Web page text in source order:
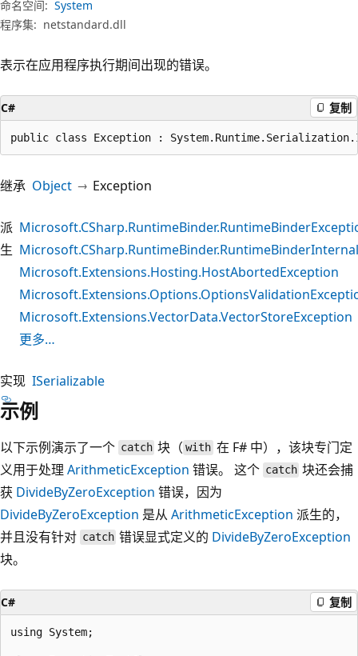
命名空间: System
程序集: netstandard.dll
表示在应用程序执行期间出现的错误。
C# 复制
public class Exception :
继承 Object Exception
派
生
Microsoft.Extensions.Hosting.HostAbortedException
Microsoft.Extensions.VectorData.VectorStoreException
更多…
实现 ISerializable
示例
以下示例演示了一个 catch 块（with在 F# 中），该块专门定
义用于处理 ArithmeticException 错误。 这个 catch 块还会捕
获 DivideByZeroException 错误，因为
DivideByZeroException 是从 ArithmeticException 派生的，
并且没有针对 catch 错误显式定义的 DivideByZeroException
块。
C# 复制
using System;